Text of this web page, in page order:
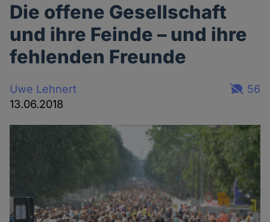
Die offene Gesellschaft
und ihre Feinde – und ihre
fehlenden Freunde
Uwe Lehnert
13.06.2018
56